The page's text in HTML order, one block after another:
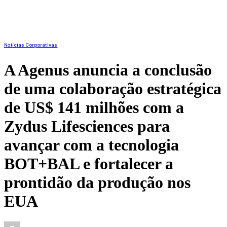
Notícias Corporativas
A Agenus anuncia a conclusão
de uma colaboração estratégica
de US$ 141 milhões com a
Zydus Lifesciences para
avançar com a tecnologia
BOT+BAL e fortalecer a
prontidão da produção nos
EUA